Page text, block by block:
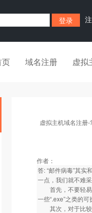
页 域名注册 虚拟
虚拟主机域名注册-
作者：
答: “邮件病毒”其实
一点，我们就不难
首先，不要轻易
一些“.exe”之类的
其次，对于比较